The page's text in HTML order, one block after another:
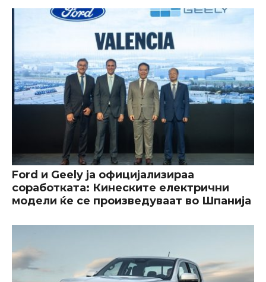
Ford и Geely ја официјализираа
соработката: Кинеските електрични
модели ќе се произведуваат во Шпанија